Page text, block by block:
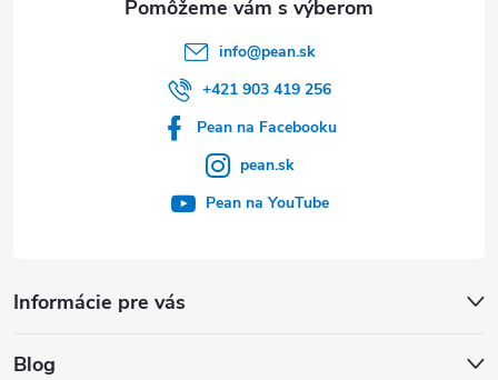
Informácie pre vás
Blog
info@pean.sk
+421 903 419 256
Pean na Facebooku
pean.sk
Pean na YouTube